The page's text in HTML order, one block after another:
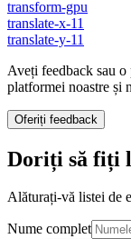
transform-gpu
translate-x-11
translate-y-11
Aveți feedback sau
platformei noastre și
Oferiți feedback
Doriți să fiți
Alăturați-vă listei de
Nume complet